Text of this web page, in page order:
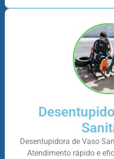
Desentupidora de Vaso
Atendimento rápido e